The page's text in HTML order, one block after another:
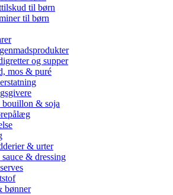
til børn
til børn
og supper
mos & puré
bouillon & soja
& urter
& dressing
bønner